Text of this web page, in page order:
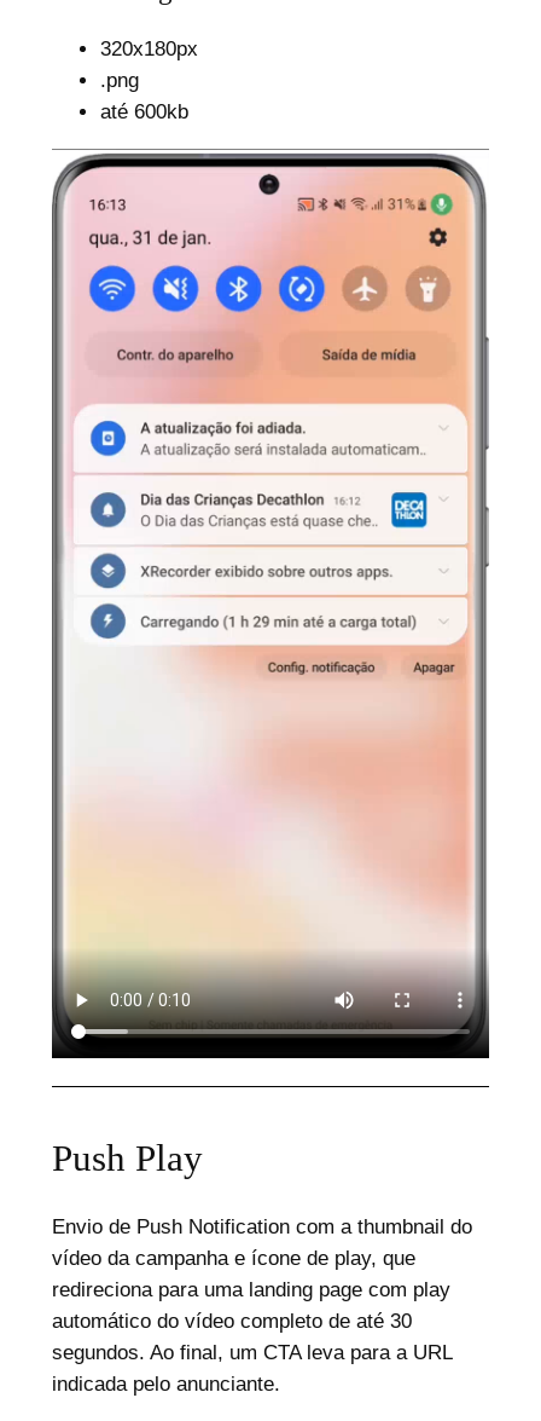
320x180px
.png
até 600kb
Push Play
Envio de Push Notification com a thumbnail do
vídeo da campanha e ícone de play, que
redireciona para uma landing page com play
automático do vídeo completo de até 30
segundos. Ao final, um CTA leva para a URL
indicada pelo anunciante.